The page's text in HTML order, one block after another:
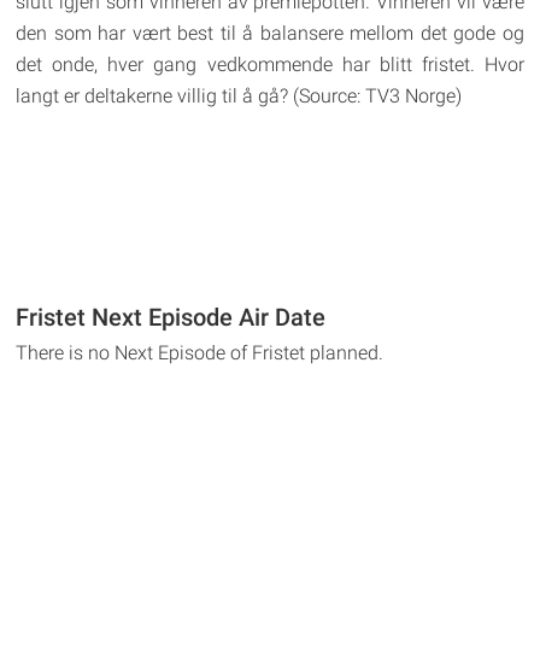
den som har vært best til å balansere mellom det gode og
det onde, hver gang vedkommende har blitt fristet. Hvor
langt er deltakerne villig til å gå? (Source: TV3 Norge)
Fristet Next Episode Air Date
There is no Next Episode of Fristet planned.